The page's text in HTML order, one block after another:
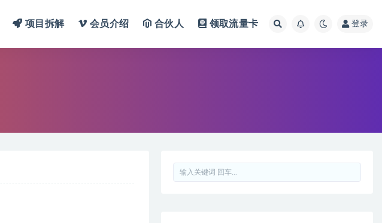
项目拆解 会员介绍 合伙人 领取流量卡 登录